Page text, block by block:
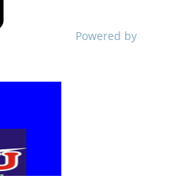
Powered by